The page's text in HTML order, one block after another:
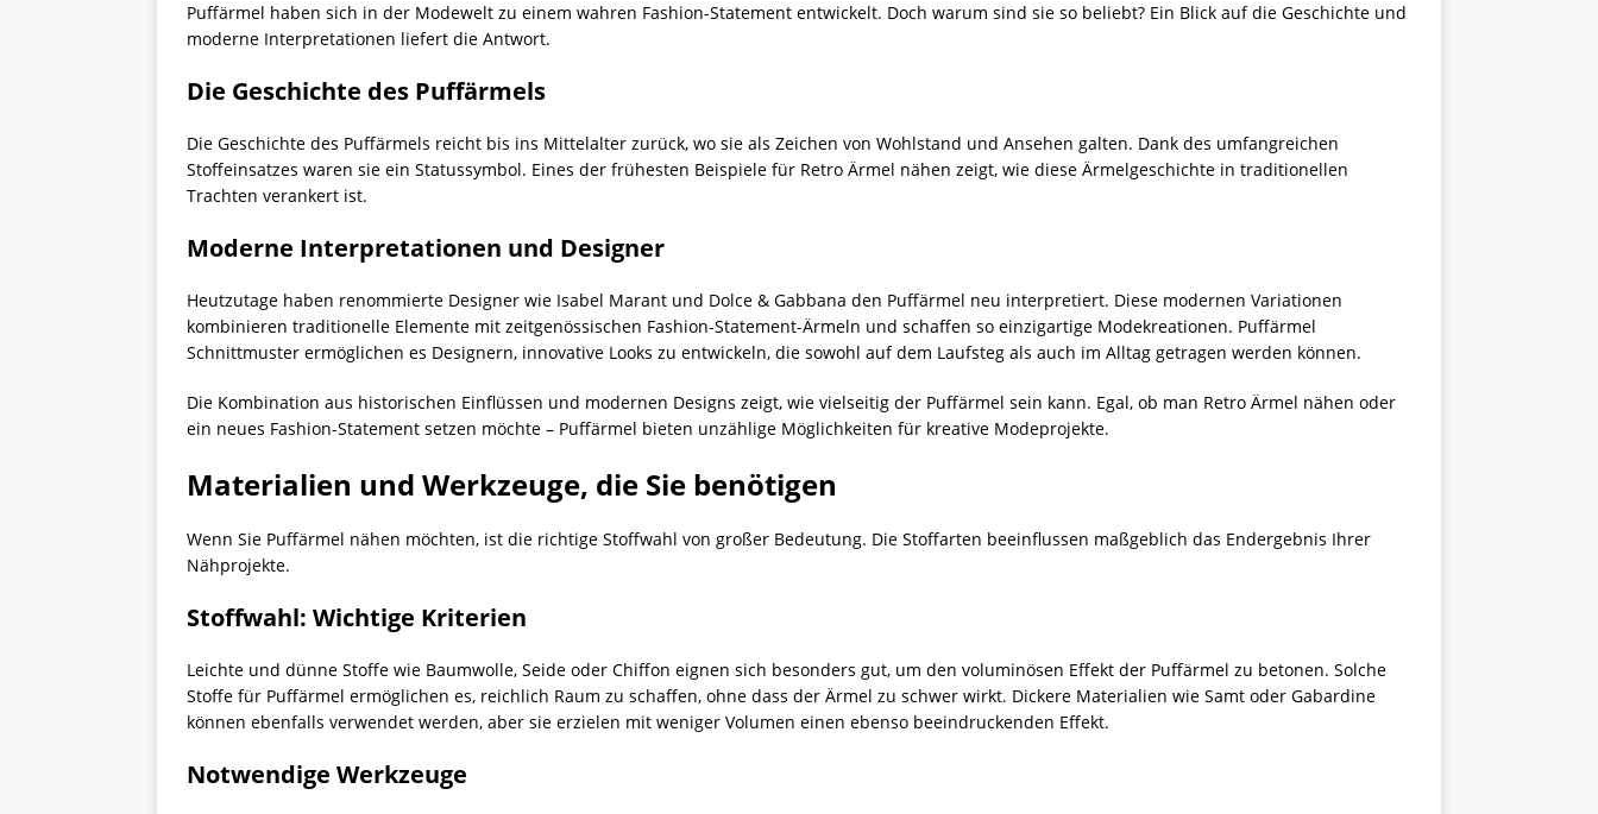
Puffärmel haben sich in der Modewelt zu einem wahren Fashion-Statement entwickelt. Doch warum sind sie so beliebt? Ein Blick auf die Geschichte und
moderne Interpretationen liefert die Antwort.
Die Geschichte des Puffärmels
Die Geschichte des Puffärmels reicht bis ins Mittelalter zurück, wo sie als Zeichen von Wohlstand und Ansehen galten. Dank des umfangreichen
Stoffeinsatzes waren sie ein Statussymbol. Eines der frühesten Beispiele für Retro Ärmel nähen zeigt, wie diese Ärmelgeschichte in traditionellen
Trachten verankert ist.
Moderne Interpretationen und Designer
Heutzutage haben renommierte Designer wie Isabel Marant und Dolce & Gabbana den Puffärmel neu interpretiert. Diese modernen Variationen
kombinieren traditionelle Elemente mit zeitgenössischen Fashion-Statement-Ärmeln und schaffen so einzigartige Modekreationen. Puffärmel
Schnittmuster ermöglichen es Designern, innovative Looks zu entwickeln, die sowohl auf dem Laufsteg als auch im Alltag getragen werden können.
Die Kombination aus historischen Einflüssen und modernen Designs zeigt, wie vielseitig der Puffärmel sein kann. Egal, ob man Retro Ärmel nähen oder
ein neues Fashion-Statement setzen möchte – Puffärmel bieten unzählige Möglichkeiten für kreative Modeprojekte.
Materialien und Werkzeuge, die Sie benötigen
Wenn Sie Puffärmel nähen möchten, ist die richtige Stoffwahl von großer Bedeutung. Die Stoffarten beeinflussen maßgeblich das Endergebnis Ihrer
Nähprojekte.
Stoffwahl: Wichtige Kriterien
Leichte und dünne Stoffe wie Baumwolle, Seide oder Chiffon eignen sich besonders gut, um den voluminösen Effekt der Puffärmel zu betonen. Solche
Stoffe für Puffärmel ermöglichen es, reichlich Raum zu schaffen, ohne dass der Ärmel zu schwer wirkt. Dickere Materialien wie Samt oder Gabardine
können ebenfalls verwendet werden, aber sie erzielen mit weniger Volumen einen ebenso beeindruckenden Effekt.
Notwendige Werkzeuge